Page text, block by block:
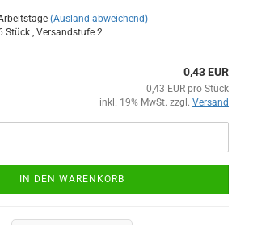
(Ausland abweichend)
Stück , Versandstufe 2
0,43 EUR
0,43 EUR pro Stück
inkl. 19% MwSt. zzgl. Versand
IN DEN WARENKORB